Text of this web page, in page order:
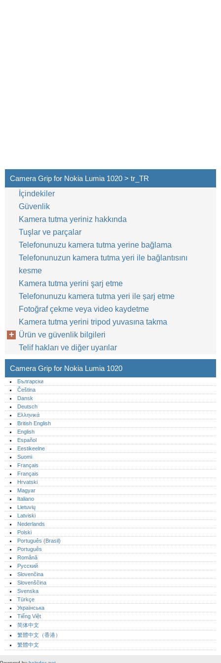
Camera Grip for Nokia Lumia 1020 > tr_TR
İçindekiler
Güvenlik
Kamera tutma yeriniz hakkında
Tuşlar ve parçalar
Telefonunuzu kamera tutma yerine bağlama
Telefonunuzun kamera tutma yeri ile bağlantısını
kesme
Kamera tutma yerini şarj etme
Telefonunuzu kamera tutma yeri ile șarj etme
Fotoğraf çekme veya video kaydetme
Kamera tutma yerini tripod yuvasına takma
Ürün ve güvenlik bilgileri
Telif hakları ve diğer uyarılar
Camera Grip for Nokia Lumia 1020
Български
Čeština
Dansk
Deutsch
Ελληνικά
British English
English
Español
Eestikeelne
Suomi
Français
Français
Hrvatski
Magyar
Italiano
Lietuvių
Latviski
Nederlands
Polski
Português (Brasil)
Português‎
Română
Русский
Slovenčina
Slovenščina
Svenska
Türkçe
Українська
Tiếng Việt
简体中文
繁體中文（香港）
繁體中文